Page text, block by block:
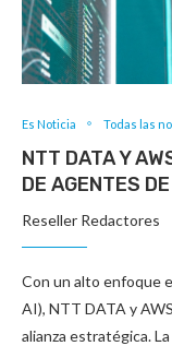
Es Noticia Todas las
NTT DATA Y
DE AGENTES
Reseller Redactores
Con un alto enfoque
AI), NTT DATA y
alianza estratégica.